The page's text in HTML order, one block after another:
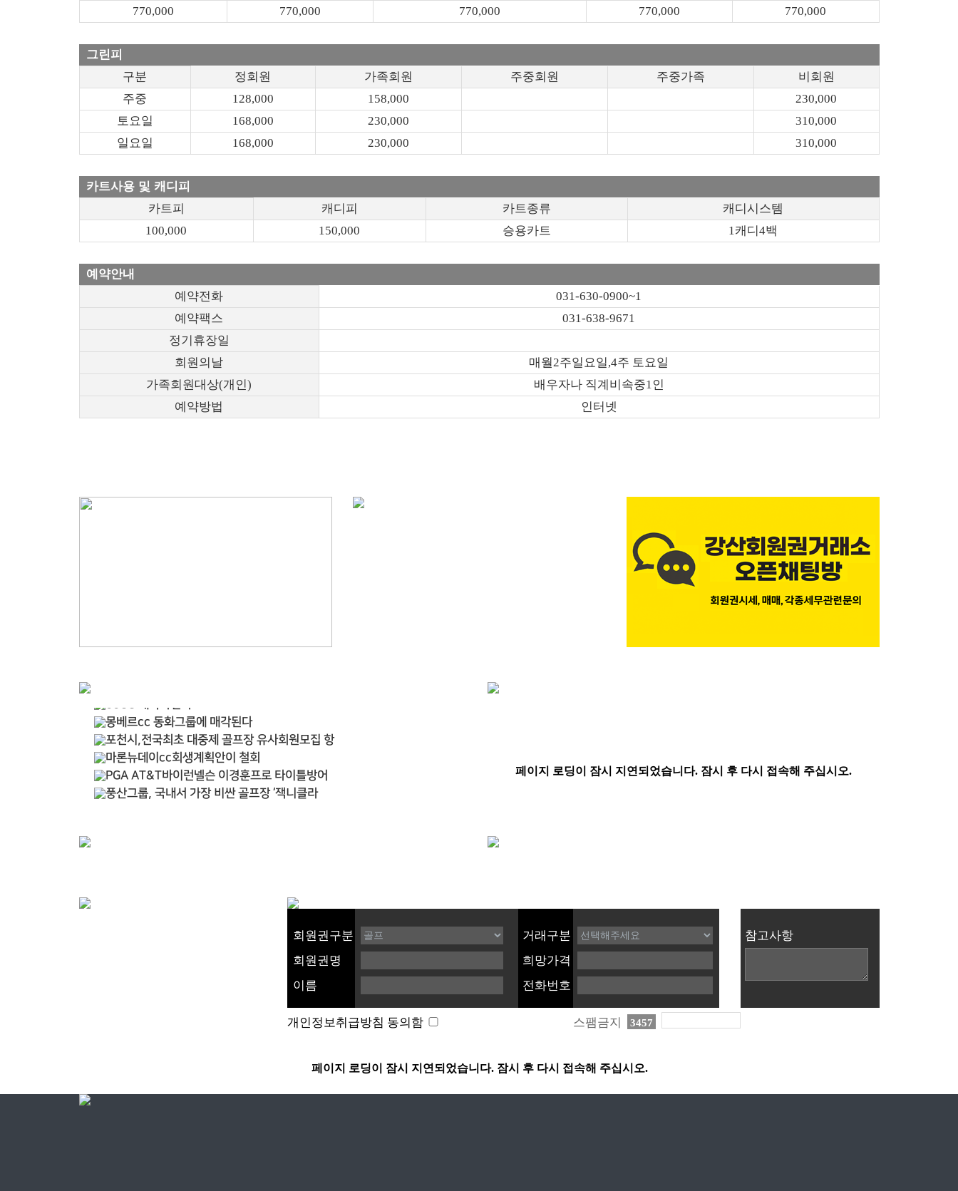
770,000
770,000 770,000 770,000 770,000
그린피
구분
정회원 가족회원 주중회원 주중가족
비회원
주중
128,000 158,000
230,000
토요일
168,000 230,000
310,000
일요일
168,000 230,000 310,000
카트사용 및 캐디피
카트피
캐디피 카트종류
캐디시스템
100,000
150,000 승용카트 1캐디4백
예약안내
예약전화
031-630-0900~1
예약팩스
031-638-9671
정기휴장일
회원의날
매월2주일요일,4주 토요일
가족회원대상(개인)
배우자나 직계비속중1인
예약방법
인터넷
회원권구분
회원권명
이름
거래구분
희망가격
전화번호
참고사항
개인정보취급방침 동의함 스팸금지 3457